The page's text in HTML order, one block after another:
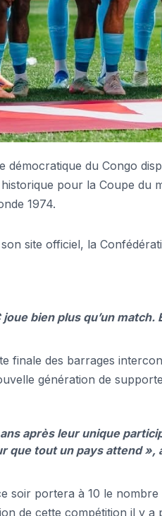
démocratique du Congo
pour la Coupe du
1974.
site officiel, la
joue bien plus qu’un
finale des barrages
génération de
après leur unique
que tout un pays attend »,
soir portera à 10 le
de cette compétition il y a